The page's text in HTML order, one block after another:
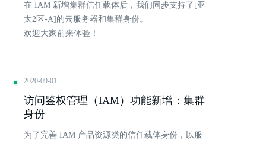
在 IAM 新增集群信任载体后，我们同步支持了[亚
太2区-A]的云服务器和集群身份。
欢迎大家前来体验！
2020-09-01
访问鉴权管理（IAM）功能新增：集群
身份
为了完善 IAM 产品资源类的信任载体身份，以服